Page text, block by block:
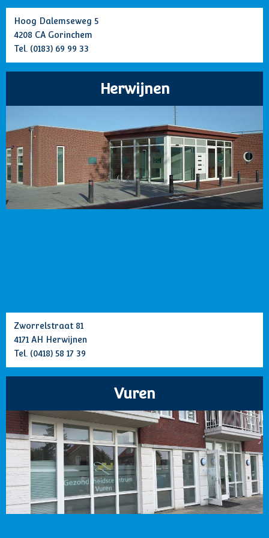
Hoog Dalemseweg 5
4208 CA Gorinchem
Tel. (0183) 69 99 33
Herwijnen
Zworrelstraat 81
4171 AH Herwijnen
Tel. (0418) 58 17 39
Vuren